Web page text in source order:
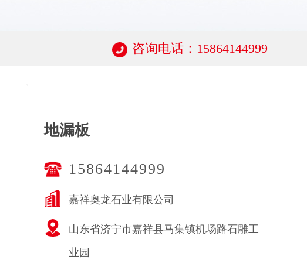
咨询电话：15864144999
地漏板
15864144999
嘉祥奥龙石业有限公司
山东省济宁市嘉祥县马集镇机场路石雕工
业园